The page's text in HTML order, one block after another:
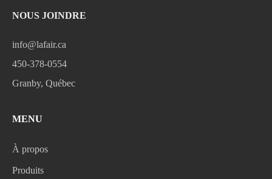
NOUS JOINDRE
info@lafair.ca
450-378-0554
Granby, Québec
MENU
À propos
Produits